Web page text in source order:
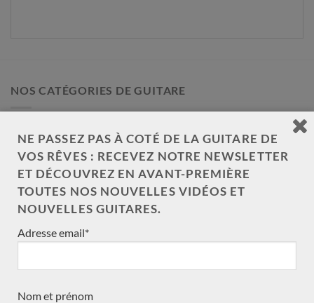
NOS CATÉGORIES DE GUITARE
Lattice (14)
Récemment arrivées
Double-table
en commande
Traditionnelle
Toutes les guitares
toutes les guitares test slider
NE PASSEZ PAS À COTÉ DE LA GUITARE DE
VOS RÊVES : RECEVEZ NOTRE NEWSLETTER
ET DÉCOUVREZ EN AVANT-PREMIÈRE
TOUTES NOS NOUVELLES VIDÉOS ET
NOUVELLES GUITARES.
Adresse email*
Nom et prénom